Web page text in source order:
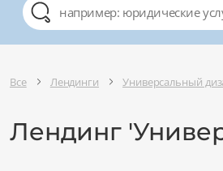
Все Лендинги Универсальный
Лендинг